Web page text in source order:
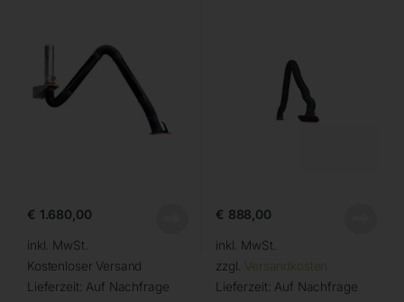
€ 1.680,00
inkl. MwSt.
Kostenloser Versand
Lieferzeit: Auf Nachfrage
€ 888,00
inkl. MwSt.
zzgl. Versandkosten
Lieferzeit: Auf Nachfrage